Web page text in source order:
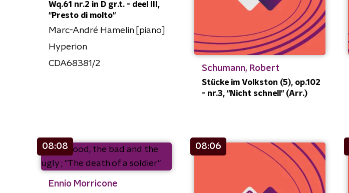
Wq.61 nr.2 in D gr.t. - deel III,
"Presto di molto"
Marc-André Hamelin [piano]
Hyperion
CDA68381/2
Schumann, Robert
Stücke im Volkston (5), op.102
- nr.3, "Nicht schnell" (Arr.)
08:08
Ennio Morricone
08:06